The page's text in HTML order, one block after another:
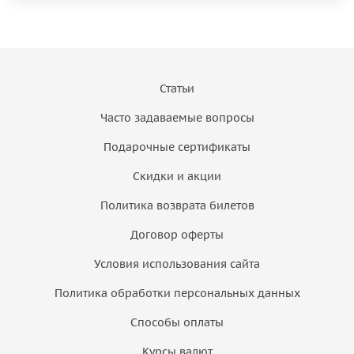
Статьи
Часто задаваемые вопросы
Подарочные сертификаты
Скидки и акции
Политика возврата билетов
Договор оферты
Условия использования сайта
Политика обработки персональных данных
Способы оплаты